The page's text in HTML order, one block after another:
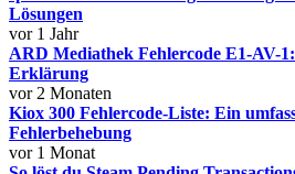
Lösungen
vor 1 Jahr
ARD Mediathek Fehlercode E1-AV-
Erklärung
vor 2 Monaten
Kiox 300 Fehlercode-Liste: Ein
Fehlerbehebung
vor 1 Monat